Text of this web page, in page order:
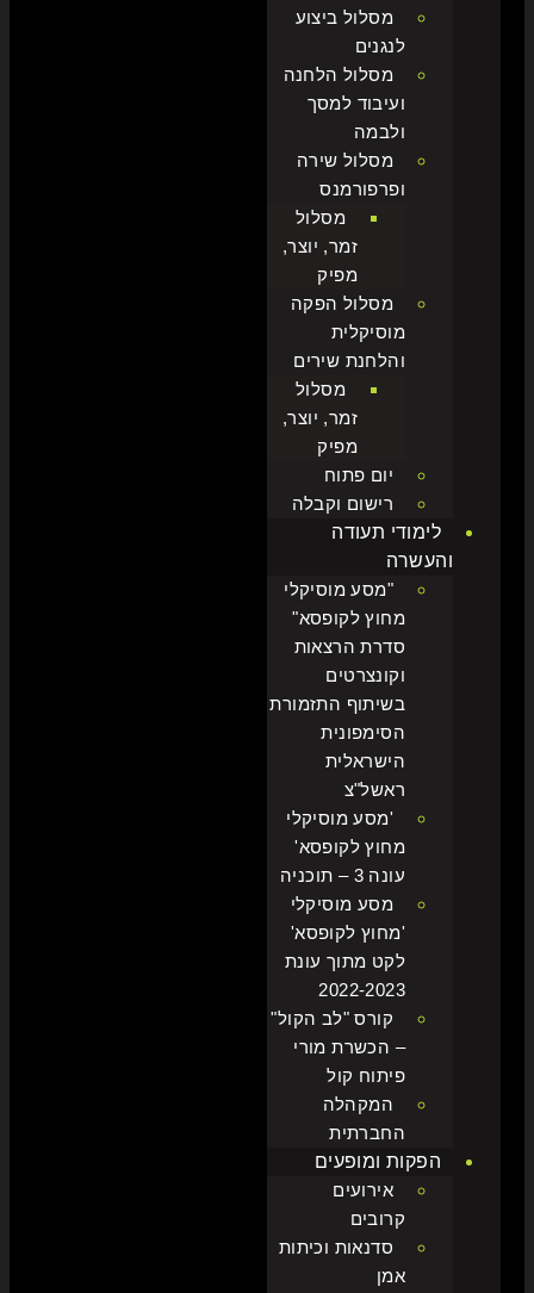
מסלול ביצוע
לנגנים
מסלול הלחנה
ועיבוד למסך
ולבמה
מסלול שירה
ופרפורמנס
מסלול
זמר, יוצר,
מפיק
מסלול הפקה
מוסיקלית
והלחנת שירים
מסלול
זמר, יוצר,
מפיק
יום פתוח
רישום וקבלה
לימודי תעודה
והעשרה
"מסע מוסיקלי
מחוץ לקופסא"
סדרת הרצאות
וקונצרטים
בשיתוף התזמורת
הסימפונית
הישראלית
ראשל"צ
'מסע מוסיקלי
מחוץ לקופסא'
עונה 3 – תוכניה
מסע מוסיקלי
'מחוץ לקופסא'
לקט מתוך עונת
2022-2023
קורס "לב הקול"
– הכשרת מורי
פיתוח קול
המקהלה
החברתית
הפקות ומופעים
אירועים
קרובים
סדנאות וכיתות
אמן